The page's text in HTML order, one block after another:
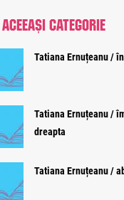
ACEEAȘI CATEGORIE
Tatiana Ernuțeanu /
Tatiana Ernuțeanu /
dreapta
Tatiana Ernuțeanu /